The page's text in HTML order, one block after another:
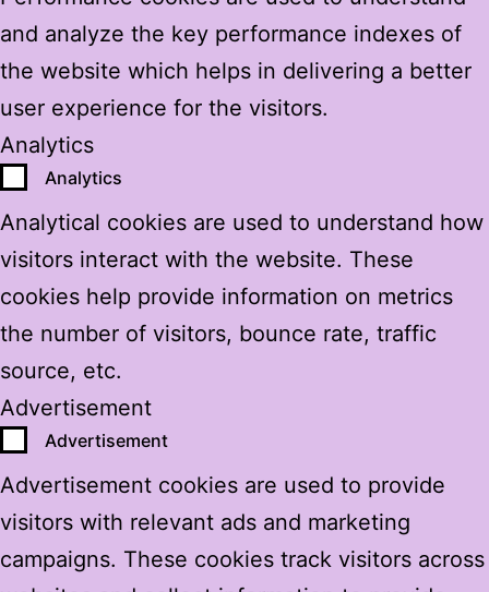
and analyze the key performance indexes of
the website which helps in delivering a better
user experience for the visitors.
Analytics
Analytics
Analytical cookies are used to understand how
visitors interact with the website. These
cookies help provide information on metrics
the number of visitors, bounce rate, traffic
source, etc.
Advertisement
Advertisement
Advertisement cookies are used to provide
visitors with relevant ads and marketing
campaigns. These cookies track visitors across